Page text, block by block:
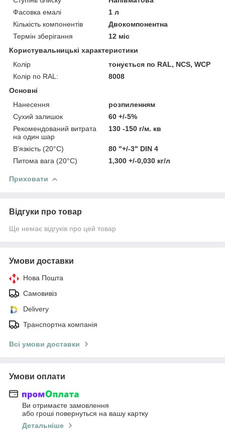
Фасовка емалі
1 л
Кількість компонентів
Двокомпонентна
Термін зберігання
12 міс
Користувальницькі характеристики
Колір
тонується по RAL, NCS, WCP
Колір по RAL:
8008
Основні
Нанесення
розпиленням
Сухий залишок
60 +/-5%
Рекомендований витрата
на один шар
130 -150 г/м. кв
В'язкість (20°C)
80 "+/-3" DIN 4
Питома вага (20°C)
1,300 +/-0,030 кг/л
Приховати
Відгуки про товар
Ще немає відгуків про цей товар
Умови доставки
Нова Пошта
Самовивіз
Delivery
Транспортна компанія
Всі умови доставки
Умови оплати
Ви отримаєте замовлення
або гроші повернуться на вашу картку
Детальніше